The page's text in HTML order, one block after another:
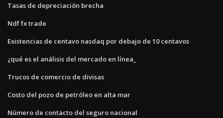
Tasas de depreciación brecha
Ndf fx trade
Existencias de centavo nasdaq por debajo de 10 centavos
¿qué es el análisis del mercado en línea_
Trucos de comercio de divisas
Costo del pozo de petróleo en alta mar
Número de contacto del seguro nacional